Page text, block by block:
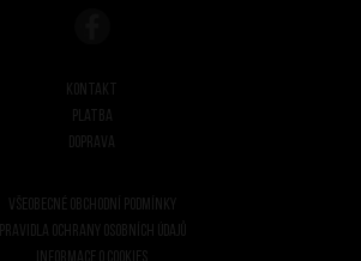
Kontakt
Platba
Doprava
Všeobecné obchodní podmínky
Pravidla ochrany osobních údajů